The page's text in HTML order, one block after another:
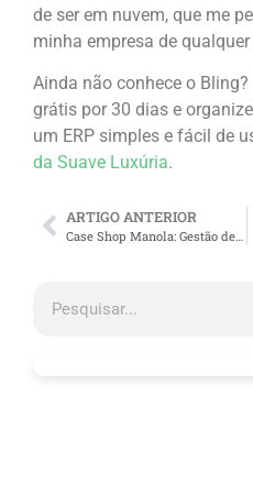
de ser em nuvem, que me
minha empresa de
Ainda não conhece o Bling?
grátis por 30 dias e
um ERP simples e fácil de
da Suave Luxúria.
ARTIGO ANTERIOR